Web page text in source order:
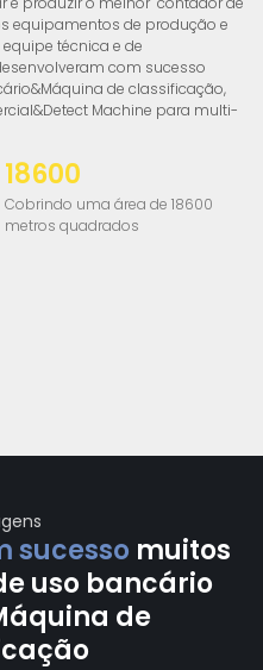
equipamentos de produção e
técnica e de
com sucesso
de classificação,
Machine para multi-
18600
Cobrindo uma área de 18600
metros quadrados
sucesso muitos
uso bancário
de